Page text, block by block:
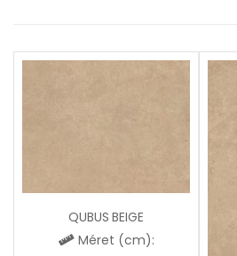
QUBUS BEIGE
Méret (cm):